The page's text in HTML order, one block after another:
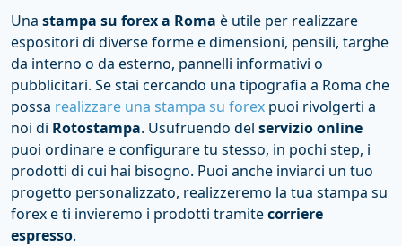
Una stampa su forex a Roma è utile per realizzare
espositori di diverse forme e dimensioni, pensili, targhe
da interno o da esterno, pannelli informativi o
pubblicitari. Se stai cercando una tipografia a Roma che
possa realizzare una stampa su forex puoi rivolgerti a
noi di Rotostampa. Usufruendo del servizio online
puoi ordinare e configurare tu stesso, in pochi step, i
prodotti di cui hai bisogno. Puoi anche inviarci un tuo
progetto personalizzato, realizzeremo la tua stampa su
forex e ti invieremo i prodotti tramitecorriere
espresso.